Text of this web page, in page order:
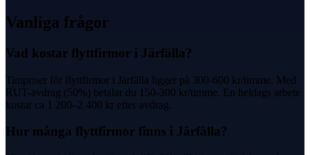
Vanliga frågor
Vad kostar flyttfirmor i Järfälla?
Timpriser för flyttfirmor i Järfälla ligger på 300-600 kr/timme. Med
RUT-avdrag (50%) betalar du 150-300 kr/timme. En heldags arbete
kostar ca 1 200–2 400 kr efter avdrag.
Hur många flyttfirmor finns i Järfälla?